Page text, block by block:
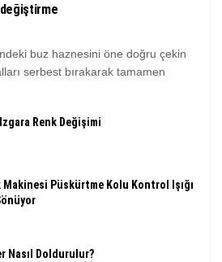
buz haznesini öne doğru çekin
serbest bırakarak tamamen
Renk Değişimi
Makinesi Püskürtme Kolu Kontrol Işığı
Nasıl Doldurulur?